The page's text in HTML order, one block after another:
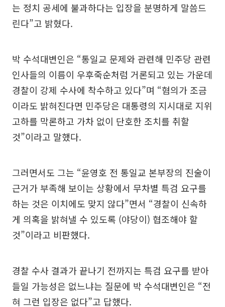
는 정치 공세에 불과하다는 입장을 분명하게 말씀드
린다”고 밝혔다.
박 수석대변인은 “통일교 문제와 관련해 민주당 관련
인사들의 이름이 우후죽순처럼 거론되고 있는 가운데
경찰이 강제 수사에 착수하고 있다”며 “혐의가 조금
이라도 밝혀진다면 민주당은 대통령의 지시대로 지위
고하를 막론하고 가차 없이 단호한 조치를 취할
것”이라고 말했다.
그러면서도 그는 “윤영호 전 통일교 본부장의 진술이
근거가 부족해 보이는 상황에서 무차별 특검 요구를
하는 것은 이치에도 맞지 않다”면서 “경찰이 신속하
게 의혹을 밝혀낼 수 있도록 (야당이) 협조해야 할
것”이라고 비판했다.
경찰 수사 결과가 끝나기 전까지는 특검 요구를 받아
들일 가능성은 없느냐는 질문에 박 수석대변인은 “전
혀 그런 입장은 없다”고 답했다.